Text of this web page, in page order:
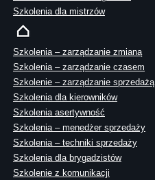
Szkolenia dla mistrzów
Szkolenia – zarządzanie zmianą
Szkolenia – zarządzanie czasem
Szkolenie – zarządzanie sprzedażą
Szkolenia dla kierowników
Szkolenia asertywność
Szkolenia – menedżer sprzedaży
Szkolenia – techniki sprzedaży
Szkolenia dla brygadzistów
Szkolenie z komunikacji